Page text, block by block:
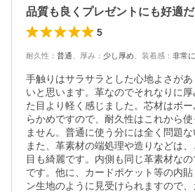
5
耐久性 ： 普通 厚み ： 少し厚め 装着感 ： 非常
手触りはサラサラとした心地よさが
いと思います。革なのでそれなりに
た目より軽く感じました。芯材はボ
らかめですので、耐久性はこれから
ません。普通に使う分には全く問題な
また、革素材の端処理や造りなどは
目も綺麗です。内側も同じ革素材な
です。他に、カードポケット等の内
ン生地のように見受けられますので